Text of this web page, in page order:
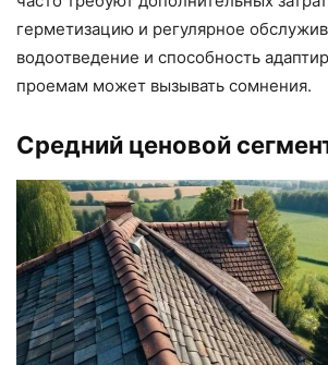
герметизацию и регулярное
водоотведение и способность
проемам может вызывать сомнения.
Средний ценовой